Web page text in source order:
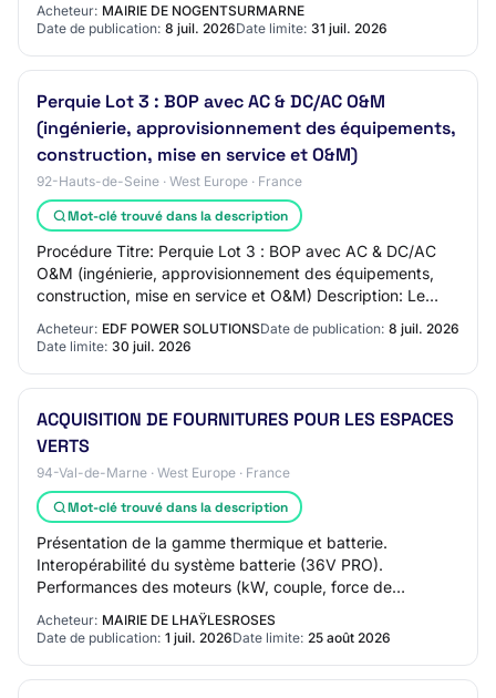
Acheteur: MAIRIE DE NOGENTSURMARNE
Date de publication: 8 juil. 2026Date limite: 31 juil. 2026
Perquie Lot 3 : BOP avec AC & DC/AC O&M
(ingénierie, approvisionnement des équipements,
construction, mise en service et O&M)
92-Hauts-de-Seine · West Europe · France
Mot-clé trouvé dans la description
Procédure Titre: Perquie Lot 3 : BOP avec AC & DC/AC
O&M (ingénierie, approvisionnement des équipements,
construction, mise en service et O&M) Description: Le
Acheteur: EDF POWER SOLUTIONSDate de publication: 8 juil. 2026
Date limite: 30 juil. 2026
ACQUISITION DE FOURNITURES POUR LES ESPACES
VERTS
94-Val-de-Marne · West Europe · France
Mot-clé trouvé dans la description
Présentation de la gamme thermique et batterie.
Interopérabilité du système batterie (36V PRO).
Performances des moteurs (kW, couple, force de
soufflage). Ergonomie et dispositifs anti-vibrations (su…
Acheteur: MAIRIE DE LHAŸLESROSES
Date de publication: 1 juil. 2026Date limite: 25 août 2026